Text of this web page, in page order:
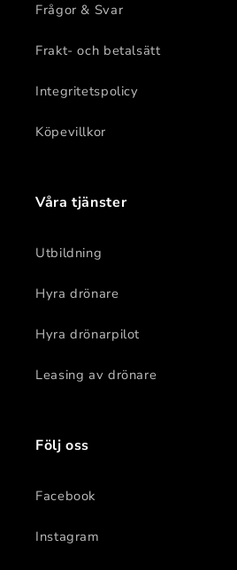
Frågor & Svar
Frakt- och betalsätt
Integritetspolicy
Köpevillkor
Våra tjänster
Utbildning
Hyra drönare
Hyra drönarpilot
Leasing av drönare
Följ oss
Facebook
Instagram